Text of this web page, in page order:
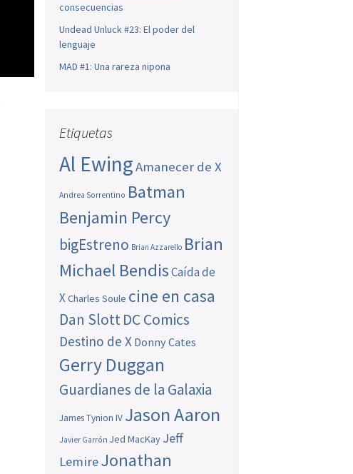
consecuencias
Undead Unluck #23: El poder del
lenguaje
MAD #1: Una rareza nipona
Etiquetas
Al EwingAmanecer de X
Andrea Sorrentino Batman
Benjamin Percy
bigEstreno Brian Azzarello Brian
Michael BendisCaída de
XCharles Soule cine en casa
Dan SlottDC Comics
Destino de X Donny Cates
Gerry Duggan
Guardianes de la Galaxia
James Tynion IV Jason Aaron
Javier Garrón Jed MacKay Jeff
LemireJonathan